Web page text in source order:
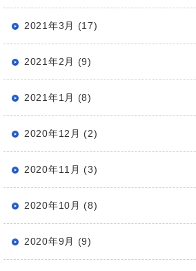
2021年3月 (17)
2021年2月 (9)
2021年1月 (8)
2020年12月 (2)
2020年11月 (3)
2020年10月 (8)
2020年9月 (9)